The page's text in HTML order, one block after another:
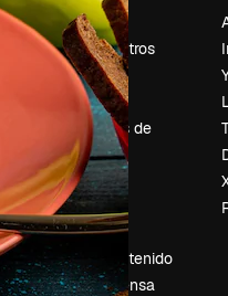
Precios
Sobre nosotros
Reviews
Empleo
Tendencias de
búsqueda
Blog
Eventos
Slidesgo
Vender contenido
Sala de prensa